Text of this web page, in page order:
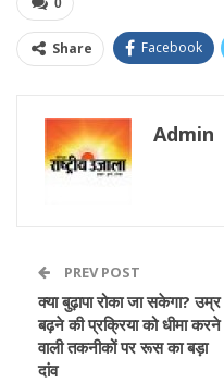
0
Share Facebook
Admin
PREV POST
क्या बुढ़ापा रोका जा सकेगा? उम्र
बढ़ने की प्रक्रिया को धीमा करने
वाली तकनीकों पर रूस का बड़ा
दांव